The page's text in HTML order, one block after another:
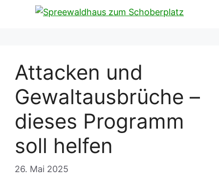
Attacken und
Gewaltausbrüche –
dieses Programm
soll helfen
26. Mai 2025